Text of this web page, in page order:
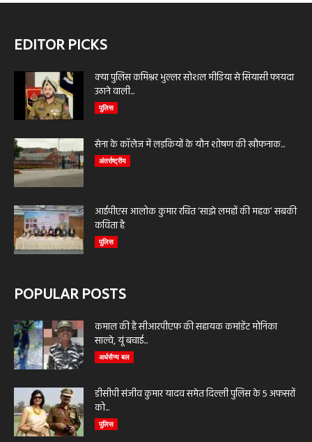
EDITOR PICKS
क्या पुलिस कमिश्नर भुल्लर सोशल मीडिया से सियासी फायदा
उठाने वाली...
पुलिस
सेना के कॉलेज में लड़कियों के यौन शोषण की खौफनाक...
अंतर्राष्ट्रीय
आईपीएस आलोक कुमार रचित ‘साझे लमहों की महक’ सबकी
कविता है
पुलिस
POPULAR POSTS
कमाल की है सीआरपीएफ की सहायक कमांडेंट मोनिका
साल्वे, यूं बचाई...
अर्धसैन्य बल
डीसीपी संजीव कुमार यादव समेत दिल्ली पुलिस के 5 अफसरों
को...
पुलिस